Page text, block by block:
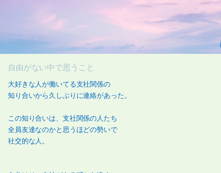
自由がない中で思うこと
大好きな人が働いてる支社関係の
知り合いから久しぶりに連絡があった。
この知り合いは、支社関係の人たち
全員友達なのかと思うほどの勢いで
社交的な人。